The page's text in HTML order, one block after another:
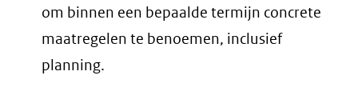
om binnen een bepaalde termijn concrete
maatregelen te benoemen, inclusief
planning.